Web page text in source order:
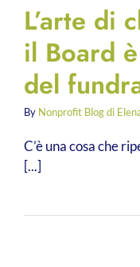
L’arte di
il Board
del
By Nonprofit Blog di
C’è una cosa che
[...]